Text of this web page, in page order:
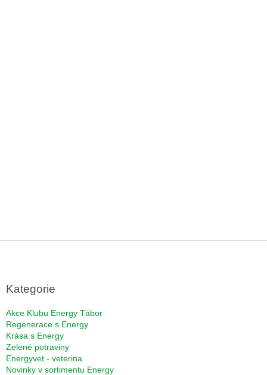
Kategorie
Akce Klubu Energy Tábor
Regenerace s Energy
Krása s Energy
Zelené potraviny
Energyvet - veterina
Novinky v sortimentu Energy